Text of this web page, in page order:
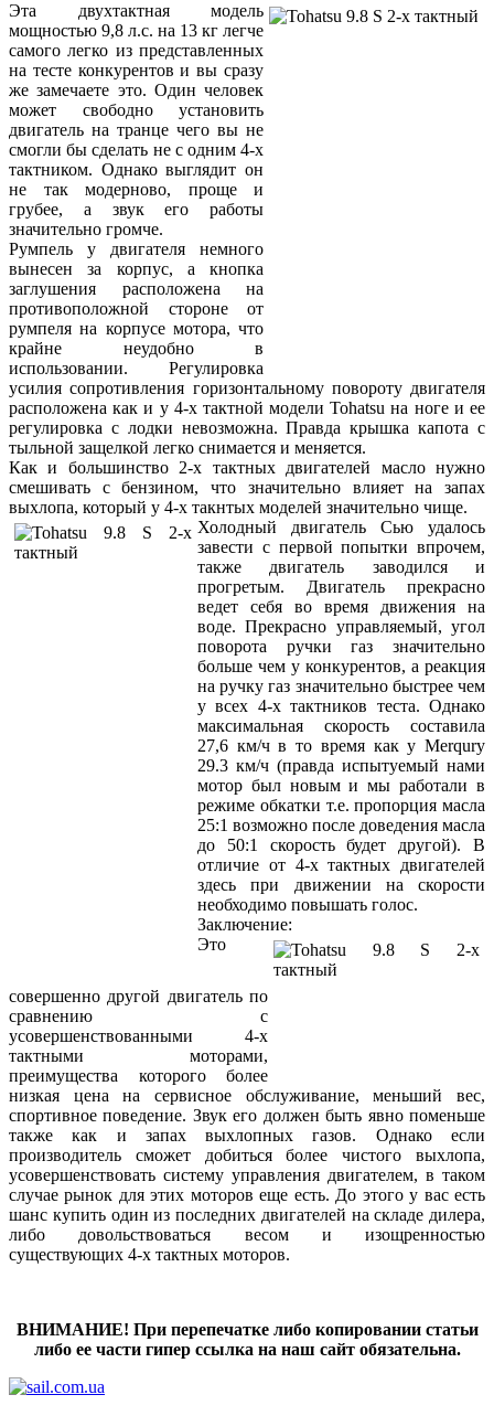
Эта двухтактная модель
мощностью 9,8 л.с. на 13 кг легче
самого легко из представленных
на тесте конкурентов и вы сразу
же замечаете это. Один человек
может свободно установить
двигатель на транце чего вы не
смогли бы сделать не с одним 4-х
тактником. Однако выглядит он
не так модерново, проще и
грубее, а звук его работы
значительно громче.
Румпель у двигателя немного
вынесен за корпус, а кнопка
заглушения расположена на
противоположной стороне от
румпеля на корпусе мотора, что
крайне неудобно в
использовании. Регулировка
усилия сопротивления горизонтальному поворoту двигателя
расположена как и у 4-х тактной модели Tohatsu на ноге и ее
регулировка с лодки невозможна. Правда крышка капота с
тыльной защелкой легко снимается и меняется.
Как и большинство 2-х тактных двигателей масло нужно
смешивать с бензином, что значительно влияет на запах
выхлопа, который у 4-х такнтых моделей значительно чище.
Холодный двигатель Сью удалось
завести с первой попытки впрочем,
также двигатель заводился и
прогретым. Двигатель прекрасно
ведет себя во время движения на
воде. Прекрасно управляемый, угол
поворота ручки газ значительно
больше чем у конкурентов, а реакция
на ручку газ значительно быстрее чем
у всех 4-х тактников теста. Однако
максимальная скорость составила
27,6 км/ч в то время как у Merqury
29.3 км/ч (правда испытуемый нами
мотор был новым и мы работали в
режиме обкатки т.е. пропорция масла
25:1 возможно после доведения масла
до 50:1 скорость будет другой). В
отличие от 4-х тактных двигателей
здесь при движении на скорости
необходимо повышать голос.
Заключение:
Это
совершенно другой двигатель по
сравнению с
усовершенствованными 4-х
тактными моторами,
преимущества которого более
низкая цена на сервисное обслуживание, меньший вес,
спортивное поведение. Звук его должен быть явно поменьше
также как и запах выхлопных газов. Однако если
производитель сможет добиться более чистого выхлопа,
усовершенствовать систему управления двигателем, в таком
случае рынок для этих моторов еще есть. До этого у вас есть
шанс купить один из последних двигателей на складе дилера,
либо довольствоваться весом и изощренностью
существующих 4-х тактных моторов.
ВНИМАНИЕ! При перепечатке либо копировании статьи
либо ее части гипер ссылка на наш сайт обязательна.